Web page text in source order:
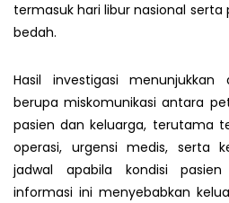
termasuk hari libur nasional
bedah.
Hasil investigasi
berupa miskomunikasi antara
pasien dan keluarga, terutama
operasi, urgensi medis, serta
jadwal apabila kondisi pasien
informasi ini menyebabkan